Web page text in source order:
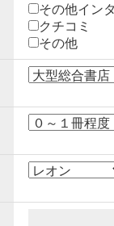
その他イン
クチコミ
その他